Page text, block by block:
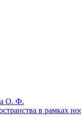
О. Ф.
в рамках